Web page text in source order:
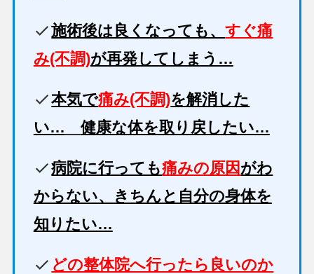
施術後は良くなっても、すぐ痛
み(不調)が再発してしまう…
本気で痛み(不調)を解消した
い…
健康な体を取り戻したい…
病院に行っても痛みの原因 がわ
からない、きちんと自分の身体を
知りたい…
どの整体院へ行ったら良いのか